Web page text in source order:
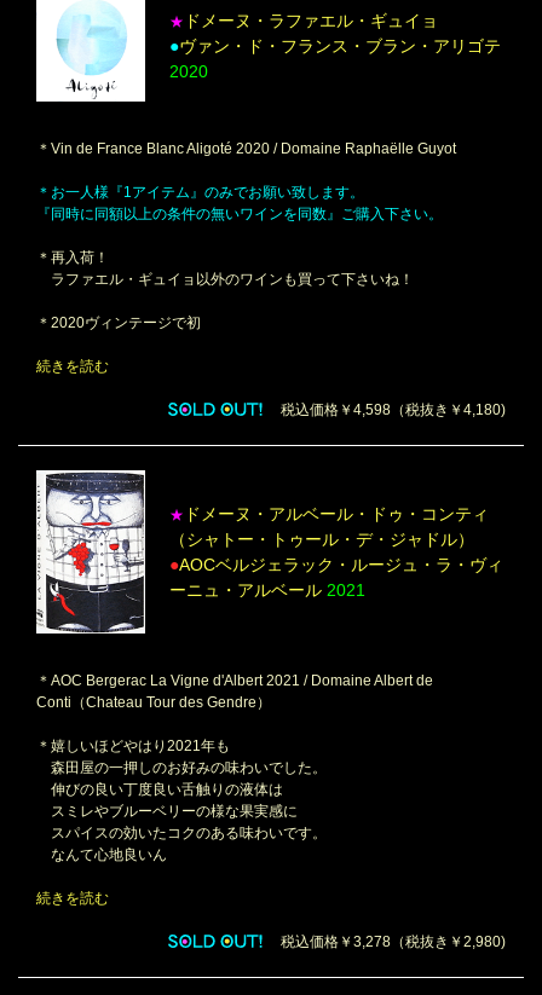
★ ドメーヌ・ラファエル・ギュイョ
●ヴァン・ド・フランス・ブラン・アリゴテ
2020
＊Vin de France Blanc Aligoté 2020 / Domaine Raphaëlle Guyot
＊お一人様『1アイテム』のみでお願い致します。
『同時に同額以上の条件の無いワインを同数』ご購入下さい。
＊再入荷！
ラファエル・ギュイョ以外のワインも買って下さいね！
＊2020ヴィンテージで初
続きを読む
税込価格￥4,598（税抜き￥4,180)
★ ドメーヌ・アルベール・ドゥ・コンティ
（シャトー・トゥール・デ・ジャドル）
●AOCベルジェラック・ルージュ・ラ・ヴィ
ーニュ・アルベール 2021
＊AOC Bergerac La Vigne d'Albert 2021 / Domaine Albert de
Conti（Chateau Tour des Gendre）
＊嬉しいほどやはり2021年も
森田屋の一押しのお好みの味わいでした。
伸びの良い丁度良い舌触りの液体は
スミレやブルーベリーの様な果実感に
スパイスの効いたコクのある味わいです。
なんて心地良いん
続きを読む
税込価格￥3,278（税抜き￥2,980)